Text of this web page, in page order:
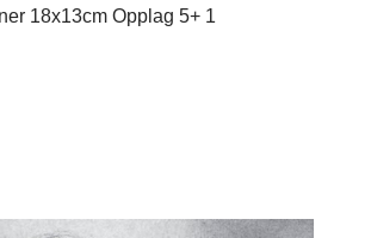
18x13cm Opplag 5+ 1